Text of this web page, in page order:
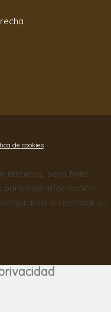
de cookies
terceros, para fines
para más información.
o rechazar su